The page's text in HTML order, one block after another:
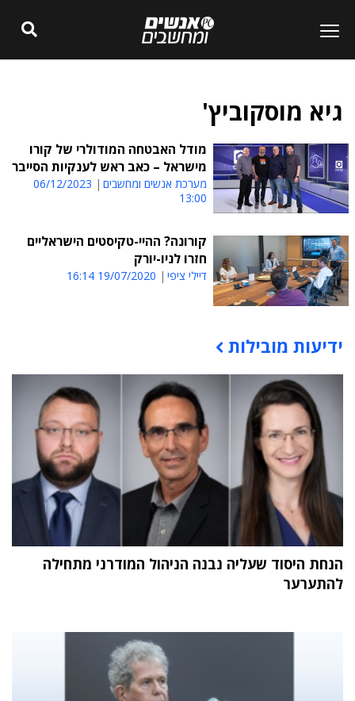
גיא מוסקוביץ'
מודל האבטחה המודולרי של קורו
מישראל – כאב ראש לענקיות הסייבר
מערכת אנשים ומחשבים
06/12/2023
13:00
קורונה? ההיי-טקיסטים הישראליים
חזרו לניו-יורק
דיילי ציפי 19/07/2020 16:14
תוכן פרסומי
ידיעות מובילות
הנחת היסוד שעליה נבנה הניהול המודרני מתחילה
להתערער